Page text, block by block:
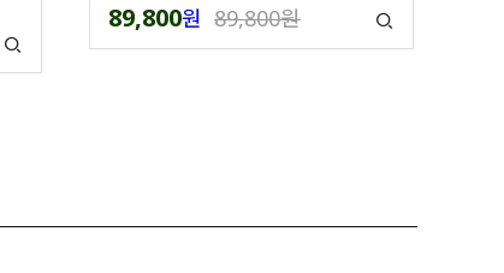
89,800원 89,800원